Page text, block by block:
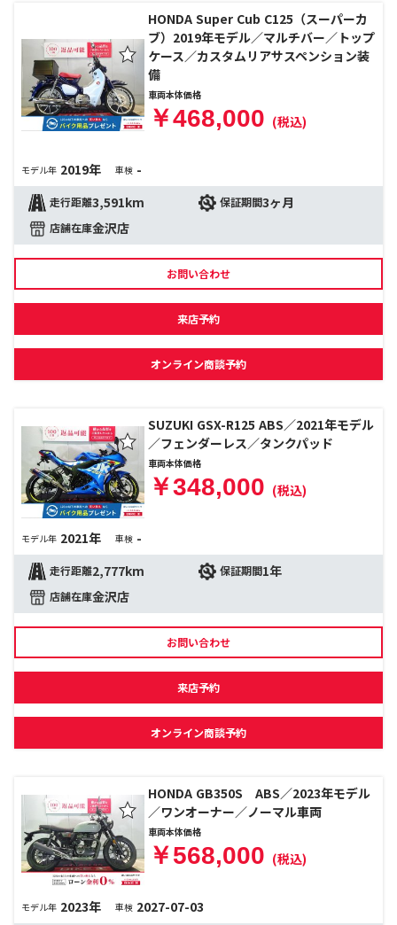
HONDA Super Cub C125（スーパーカ
ブ）2019年モデル／マルチバー／トップ
ケース／カスタムリアサスペンション装
備
車両本体価格
￥468,000 (税込)
モデル年 2019年 車検 -
走行距離3,591km 保証期間3ヶ月
店舗在庫金沢店
お問い合わせ
来店予約
オンライン商談予約
SUZUKI GSX-R125 ABS／2021年モデル
／フェンダーレス／タンクパッド
車両本体価格
￥348,000 (税込)
モデル年 2021年 車検 -
走行距離2,777km 保証期間1年
店舗在庫金沢店
お問い合わせ
来店予約
オンライン商談予約
HONDA GB350S ABS／2023年モデル
／ワンオーナー／ノーマル車両
車両本体価格
￥568,000 (税込)
モデル年 2023年 車検 2027-07-03